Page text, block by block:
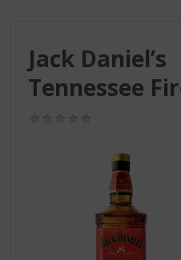
Jack Daniel’s
Tennessee